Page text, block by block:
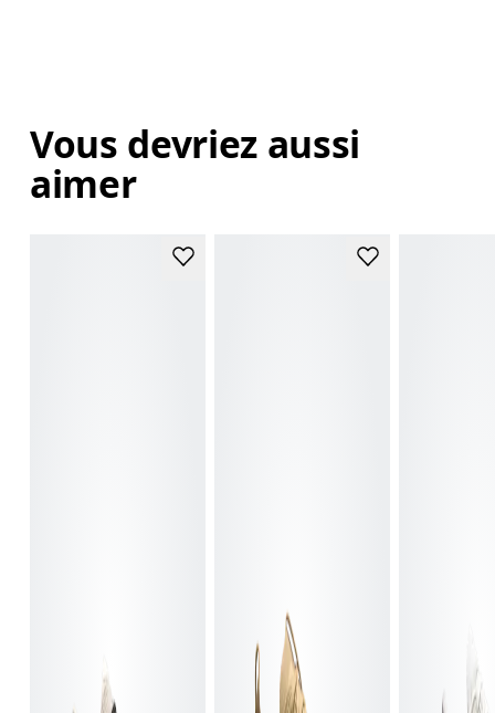
Vous devriez aussi
aimer